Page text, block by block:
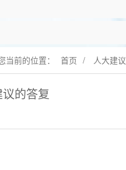
当前的位置： 首页 / 人大建议
的答复